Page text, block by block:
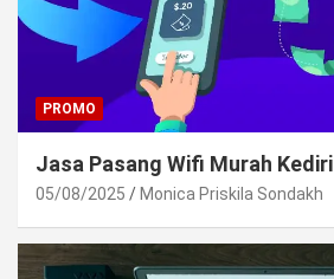
PROMO
Jasa Pasang Wifi Murah Kediri
05/08/2025 Monica Priskila Sondakh